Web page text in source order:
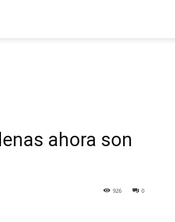
ahora son
0
926